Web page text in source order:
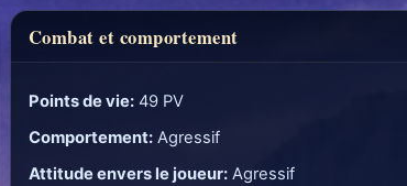
Combat et comportement
Points de vie:49 PV
Comportement:Agressif
Attitude envers le joueur:Agressif